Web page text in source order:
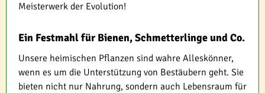
Meisterwerk der Evolution!
Ein Festmahl für Bienen, Schmetterlinge und Co.
Unsere heimischen Pflanzen sind wahre Alleskönner,
wenn es um die Unterstützung von Bestäubern geht. Sie
bieten nicht nur Nahrung, sondern auch Lebensraum für